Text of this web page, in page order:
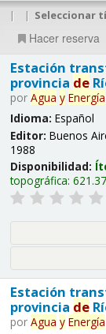
| | Seleccionar
Hacer reserva
Estación
provincia de
por Agua y Energía
Idioma: Español
Editor: Buenos
1988
Disponibilidad:
topográfica:
Estación
provincia de
por Agua y Energía